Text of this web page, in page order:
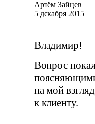
Артём Зайцев
5 декабря 2015
Владимир!
Вопрос
на мой
к клиенту.